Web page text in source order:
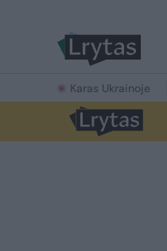
Karas Ukrainoje